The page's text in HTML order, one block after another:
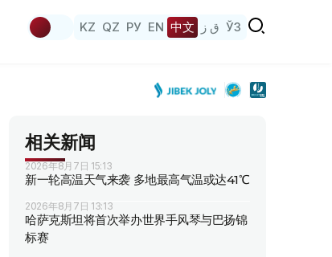
KZ QZ РУ EN 中文 ق ز ЎЗ
相关新闻
2026年8月7日 15:13
新一轮高温天气来袭 多地最高气温或达41℃
2026年8月7日 13:13
哈萨克斯坦将首次举办世界手风琴与巴扬锦
标赛